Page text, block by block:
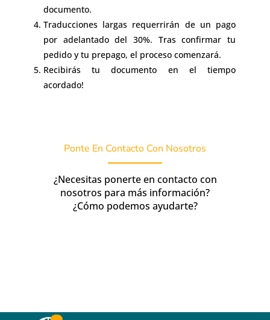
documento.
Traducciones largas requerrirán de un pago
por adelantado del 30%. Tras confirmar tu
pedido y tu prepago, el proceso comenzará.
Recibirás tu documento en el tiempo
acordado!
Ponte En Contacto Con Nosotros
¿Necesitas ponerte en contacto con
nosotros para más información?
¿Cómo podemos ayudarte?